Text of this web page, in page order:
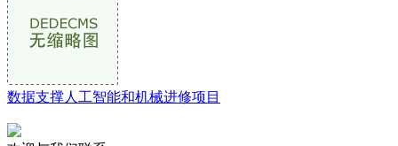
数据支撑人工智能和机械进修项目